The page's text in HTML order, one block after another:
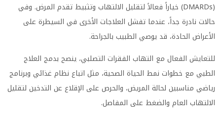
(DMARDs) خياراً فعالاً لتقليل الالتهاب وتثبيط تقدم المرض. وفي
حالات نادرة جداً، عندما تفشل العلاجات الأخرى في السيطرة على
الأعراض الحادة، قد يوصي الطبيب بالجراحة.
للتعايش الفعال مع التهاب الفقرات التصلبي، ينصح بدمج العلاج
الطبي مع خطوات نمط الحياة الصحية، مثل اتباع نظام غذائي وبرنامج
رياضي مناسبين لحالة المريض، والحرص على الإقلاع عن التدخين لتقليل
الالتهاب العام والضغط على المفاصل.